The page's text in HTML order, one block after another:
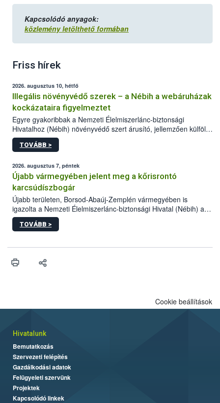
Kapcsolódó anyagok:
közlemény letölthető formában
Friss hírek
2026. augusztus 10, hétfő
Illegális növényvédő szerek – a Nébih a webáruházak
kockázataira figyelmeztet
Egyre gyakoribbak a Nemzeti Élelmiszerlánc-biztonsági
Hivatalhoz (Nébih) növényvédő szert árusító, jellemzően külföldi
honlapok kapcsán érkező bejelentések. Emellett az ilyen
termékeket kínáló kéretlen online reklámok mennyisége is
összegyűjtötte az illegális növényvédő szerek kapcsán
előforduló árulkodó jeleket, valamint a webáruházakból való
vásárlás kockázatait.
TOVÁBB >
2026. augusztus 7, péntek
Újabb vármegyében jelent meg a kőrisrontó
karcsúdíszbogár
Újabb területen, Borsod-Abaúj-Zemplén vármegyében is
igazolta a Nemzeti Élelmiszerlánc-biztonsági Hivatal (Nébih) a
kőrisrontó karcsúdíszbogár (Agrilus planipennis) jelenlétét. A
kártevőt nem csak színcsapdában találták meg, de már fertőzött
az intenzív felderítést, emellett az intézkedéseket a szlovák
TOVÁBB >
Cookie beállítások
Hivatalunk
Bemutatkozás
Szervezeti felépítés
Gazdálkodási adatok
Felügyeleti szervünk
Projektek
Kapcsolódó linkek